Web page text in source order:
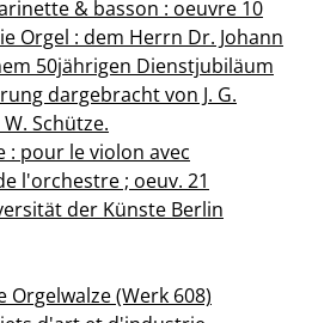
& basson : oeuvre 10
Orgel : dem Herrn Dr. Johann
50jährigen Dienstjubiläum
dargebracht von J. G.
Schütze.
: pour le violon avec
l'orchestre ; oeuv. 21
der Künste Berlin
Orgelwalze (Werk 608)